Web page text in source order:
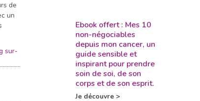
de
un
sur-
Ebook offert : Mes 10
non-négociables
depuis mon cancer, un
guide sensible et
inspirant pour prendre
soin de soi, de son
corps et de son esprit.
Je découvre >